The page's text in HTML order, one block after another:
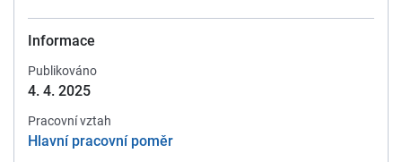
Informace
Publikováno
4. 4. 2025
Pracovní vztah
Hlavní pracovní poměr